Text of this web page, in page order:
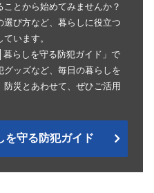
とから始めてみませんか？
び方など、暮らしに役立つ
います。
暮らしを守る防犯ガイド」で
ッズなど、毎日の暮らしを
災とあわせて、ぜひご活用
を守る防犯ガイド